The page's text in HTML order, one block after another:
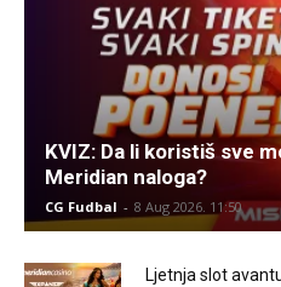
KVIZ: Da li koristiš sve
Meridian naloga?
CG Fudbal - 8 Aug 2026. 11:50
Ljetnja slot